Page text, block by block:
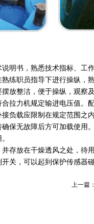
明书，熟悉技术指标、工
练职员指导下进行操纵，
放整洁，便于操纵，观察及
拉力机规定输进电压值。
负载应限制在规定范围之
保无故障后方可加载使用
存放在干燥透风之处，待
关，可以起到保护传感器碰
上一篇：